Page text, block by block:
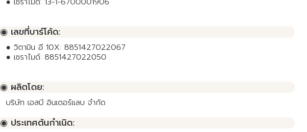
◉ เลขที่บาร์โค้ด:
● วิตามิน อี 10X: 8851427022067
● เซราไมด์: 8851427022050
◉ ผลิตโดย:
บริษัท เอสบี อินเตอร์แลบ จำกัด
◉ ประเทศต้นกำเนิด: